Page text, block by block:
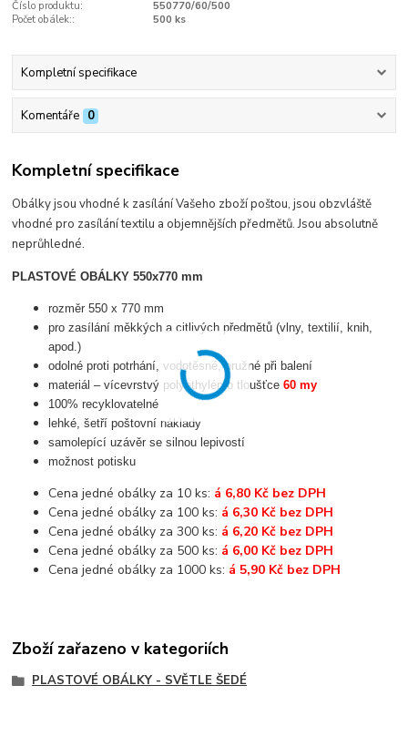
Číslo produktu:
550770/60/500
Počet obálek::
500 ks
Kompletní specifikace
Komentáře 0
Kompletní specifikace
Obálky jsou vhodné k zasílání Vašeho zboží poštou, jsou obzvláště
vhodné pro zasílání textilu a objemnějších předmětů. Jsou absolutně
neprůhledné.
PLASTOVÉ OBÁLKY 550x770 mm
rozměr 550 x 770 mm
pro zasílání měkkých a citlivých předmětů (vlny, textilií, knih,
apod.)
odolné proti potrhání, vodotěsné, pružné při balení
materiál – vícevrstvý polyethylén o tloušťce60 my
100% recyklovatelné
lehké, šetří poštovní náklady
samolepící uzávěr se silnou lepivostí
možnost potisku
Cena jedné obálky za 10 ks: á 6,80 Kč bez DPH
Cena jedné obálky za 100 ks: á 6,30 Kč bez DPH
Cena jedné obálky za 300 ks: á 6,20 Kč bez DPH
Cena jedné obálky za 500 ks: á 6,00 Kč bez DPH
Cena jedné obálky za 1000 ks: á 5,90 Kč bez DPH
Zboží zařazeno v kategoriích
PLASTOVÉ OBÁLKY - SVĚTLE ŠEDÉ